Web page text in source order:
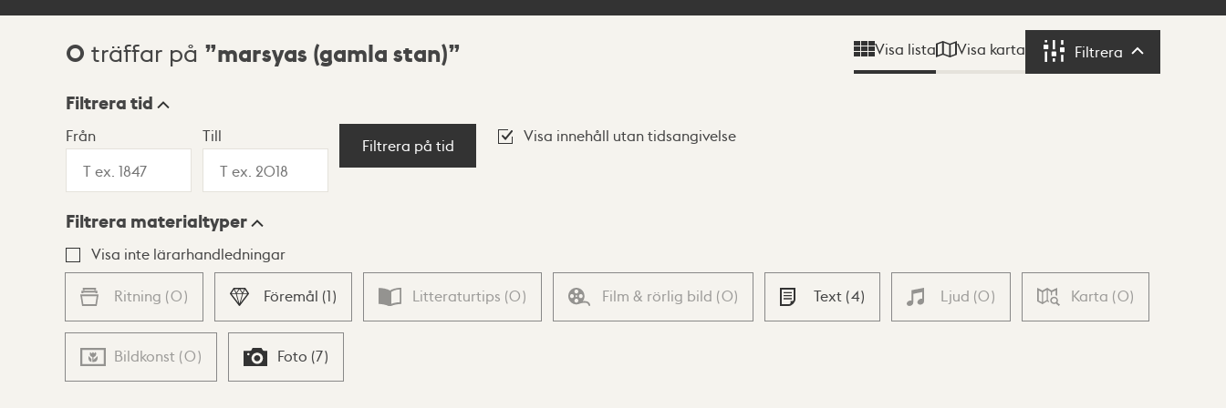
Sökresultat
0 träffar på marsyas (gamla stan) Visa lista Visa karta Filtrera Filtrera
Visningsläge
Lista Karta
Filtrera tid
Från Till
Filtrera på tid
Visa innehåll utan tidsangivelse
Filtrera materialtyper
Visa inte lärarhandledningar
Ritning (0) Föremål (1) Litteraturtips (0) Film & rörlig bild (0) Text (4) Ljud (0) Karta (0)
Bildkonst (0) Foto (7)